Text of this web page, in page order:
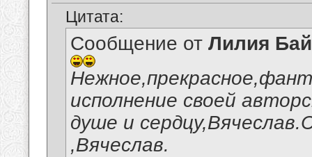
Цитата:
Сообщение от Лилия
исполнение своей
душе и
,Вячеслав.